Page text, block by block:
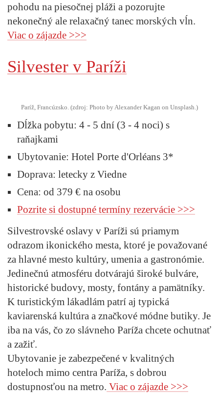
pohodu na piesočnej pláži a pozorujte
nekonečný ale relaxačný tanec morských vĺn.
Viac o zájazde >>>
Silvester v Paríži
Paríž, Francúzsko. (zdroj: Photo by Alexander Kagan on Unsplash.)
Dĺžka pobytu: 4 - 5 dní (3 - 4 noci) s
raňajkami
Ubytovanie: Hotel Porte d'Orléans 3*
Doprava: letecky z Viedne
Cena: od 379 € na osobu
Pozrite si dostupné termíny rezervácie >>>
Silvestrovské oslavy v Paríži sú priamym
odrazom ikonického mesta, ktoré je považované
za hlavné mesto kultúry, umenia a gastronómie.
Jedinečnú atmosféru dotvárajú široké bulváre,
historické budovy, mosty, fontány a pamätníky.
K turistickým lákadlám patrí aj typická
kaviarenská kultúra a značkové módne butiky. Je
iba na vás, čo zo slávneho Paríža chcete ochutnať
a zažiť.
Ubytovanie je zabezpečené v kvalitných
hoteloch mimo centra Paríža, s dobrou
dostupnosťou na metro. Viac o zájazde >>>